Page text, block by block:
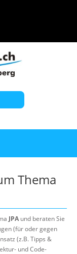
Thema
JPA und beraten Sie
(für oder gegen
(z.B. Tipps &
und Code-